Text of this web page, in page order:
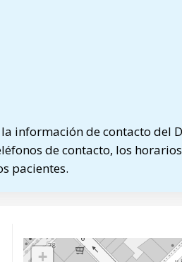
información de contacto del
de contacto, los
pacientes.
+